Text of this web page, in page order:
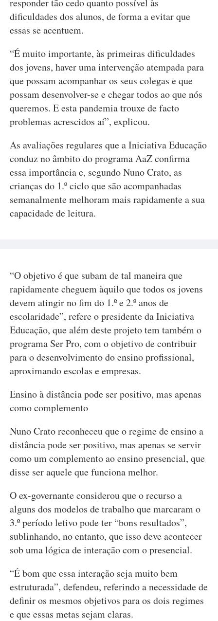
responder tão cedo quanto possível às
dificuldades dos alunos, de forma a evitar que
essas se acentuem.
“É muito importante, às primeiras dificuldades
dos jovens, haver uma intervenção atempada para
que possam acompanhar os seus colegas e que
possam desenvolver-se e chegar todos ao que nós
queremos. E esta pandemia trouxe de facto
problemas acrescidos aí”, explicou.
As avaliações regulares que a Iniciativa Educação
conduz no âmbito do programa AaZ confirma
essa importância e, segundo Nuno Crato, as
crianças do 1.º ciclo que são acompanhadas
semanalmente melhoram mais rapidamente a sua
capacidade de leitura.
“O objetivo é que subam de tal maneira que
rapidamente cheguem àquilo que todos os jovens
devem atingir no fim do 1.º e 2.º anos de
escolaridade”, refere o presidente da Iniciativa
Educação, que além deste projeto tem também o
programa Ser Pro, com o objetivo de contribuir
para o desenvolvimento do ensino profissional,
aproximando escolas e empresas.
Ensino à distância pode ser positivo, mas apenas
como complemento
Nuno Crato reconheceu que o regime de ensino a
distância pode ser positivo, mas apenas se servir
como um complemento ao ensino presencial, que
disse ser aquele que funciona melhor.
O ex-governante considerou que o recurso a
alguns dos modelos de trabalho que marcaram o
3.º período letivo pode ter “bons resultados”,
sublinhando, no entanto, que isso deve acontecer
sob uma lógica de interação com o presencial.
“É bom que essa interação seja muito bem
estruturada”, defendeu, referindo a necessidade de
definir os mesmos objetivos para os dois regimes
e que essas metas sejam claras.